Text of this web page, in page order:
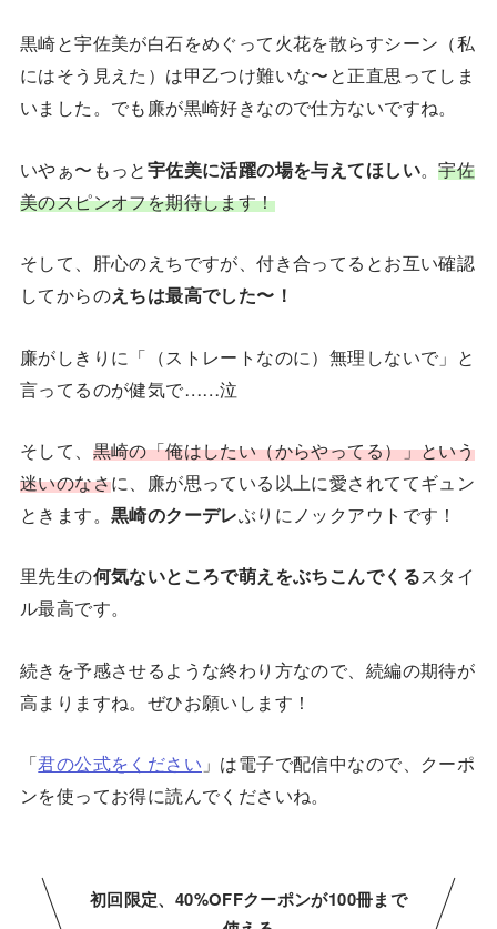
黒崎と宇佐美が白石をめぐって火花を散らすシーン（私
にはそう見えた）は甲乙つけ難いな〜と正直思ってしま
いました。でも廉が黒崎好きなので仕方ないですね。
いやぁ〜もっと宇佐美に活躍の場を与えてほしい。宇佐
美のスピンオフを期待します！
そして、肝心のえちですが、付き合ってるとお互い確認
してからのえちは最高でした〜！
廉がしきりに「（ストレートなのに）無理しないで」と
言ってるのが健気で……泣
そして、 黒崎の「俺はしたい（からやってる）」という
迷いのなさに、廉が思っている以上に愛されててギュン
ときます。 黒崎のクーデレぶりにノックアウトです！
里先生の何気ないところで萌えをぶちこんでくるスタイ
ル最高です。
続きを予感させるような終わり方なので、続編の期待が
高まりますね。ぜひお願いします！
「君の公式をください 」は電子で配信中なので、クーポ
ンを使ってお得に読んでくださいね。
初回限定、40%OFFクーポンが100冊まで